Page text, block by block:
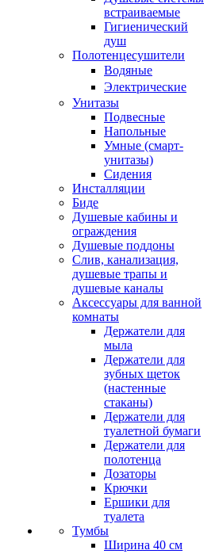
встраиваемые
Гигиенический
душ
Полотенцесушители
ㅤВодяные
ㅤЭлектрические
Унитазы
Подвесные
Напольные
Умные (смарт-
унитазы)
Сидения
Инсталляции
Биде
Душевые кабины и
ограждения
Душевые поддоны
Слив, канализация,
душевые трапы и
душевые каналы
Аксессуары для ванной
комнаты
Держатели для
мыла
Держатели для
зубных щеток
(настенные
стаканы)
Держатели для
туалетной бумаги
Держатели для
полотенца
Дозаторы
Крючки
Ершики для
туалета
Тумбы
Ширина 40 см